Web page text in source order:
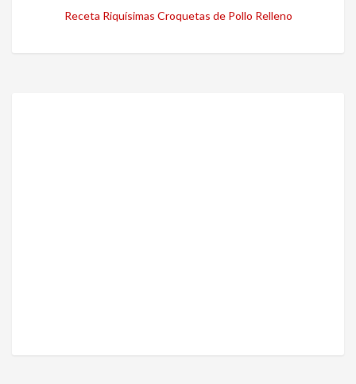
Receta Riquísimas Croquetas de Pollo Relleno